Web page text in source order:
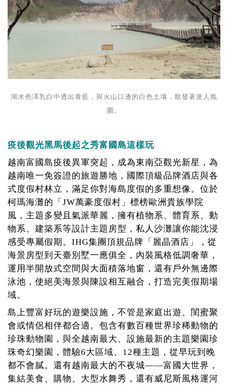
湖水色澤乳白中透出青藍，與火山口邊的白色土壤，散發著迷人氛
圍。
疫後觀光黑馬後起之秀富國島這樣玩
越南富國島疫後異軍突起，成為東南亞觀光新星，為
越南唯一免簽證的旅遊勝地，國際頂級品牌酒店與各
式度假村林立，滿足你對海島度假的多重想像。位於
柯瑪海灘的「JW萬豪度假村」標榜歐洲貴族學院
風，主題多變且氣派華麗，擁有植物系、體育系、動
物系、建築系等設計主題房型，私人沙灘讓你能沈浸
感受專屬假期。IHG集團頂規品牌「麗晶酒店」，從
海景房型到天臺別墅一應俱全，內裝風格低調奢華，
運用半開放式空間與大面積落地窗，還有戶外無邊際
泳池，使絕美海景與陳設相互融合，打造完美假期場
域。
島上豐富好玩的遊樂設施，不管是家庭出遊、閨蜜聚
會或情侶相伴都合適。包含有數百種世界珍稀動物的
珍珠動物園，與全越南最大、設施最新的主題樂園珍
珠奇幻樂園，體驗6大區域、12種主題，從早玩到晚
都不會膩。還有越南最大的不夜城——富國大世界，
集結美食、購物、大型水舞秀，還有威尼斯風格運河